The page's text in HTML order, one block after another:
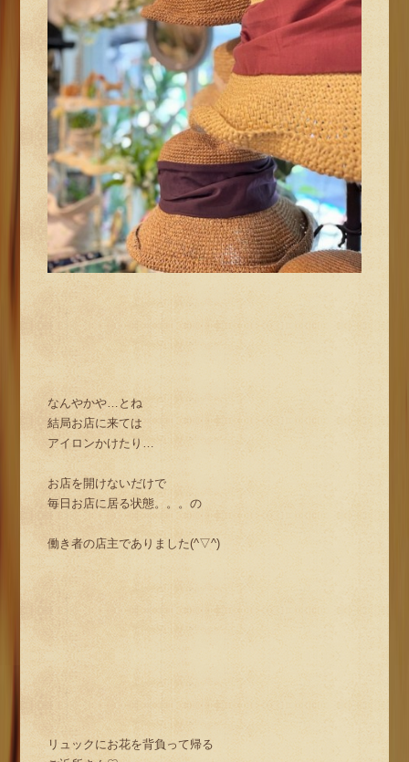
なんやかや…とね
結局お店に来ては
アイロンかけたり…
お店を開けないだけで
毎日お店に居る状態。。。の
働き者の店主でありました(^▽^)
リュックにお花を背負って帰る